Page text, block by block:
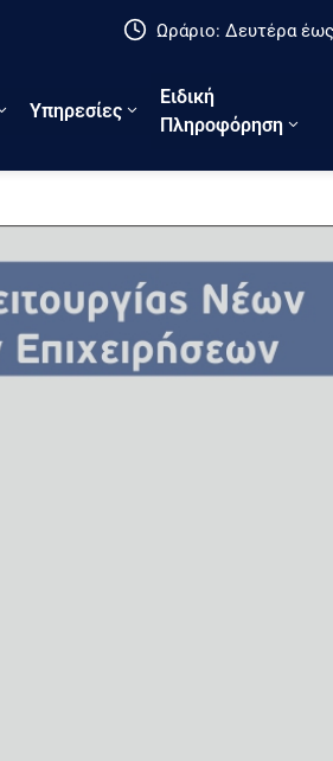
Ωράριο: Δευτέρα
Υπηρεσίες
Ειδική
Πληροφόρηση